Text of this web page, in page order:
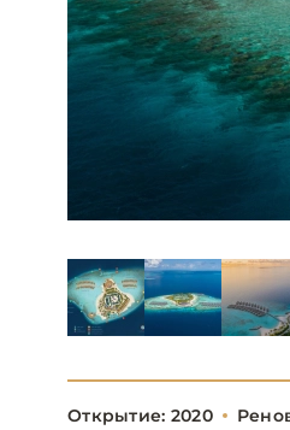
Открытие: 2020